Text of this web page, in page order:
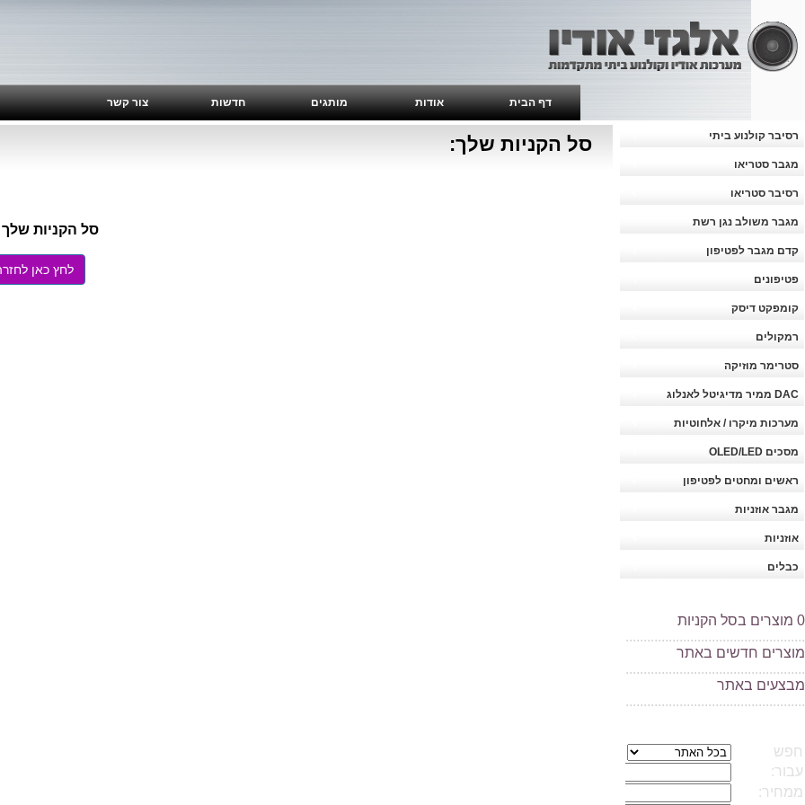
דף הבית אודות מותגים חדשות צור קשר
רסיבר קולנוע ביתי
מגבר סטריאו
רסיבר סטריאו
מגבר משולב נגן רשת
קדם מגבר לפטיפון
פטיפונים
קומפקט דיסק
רמקולים
סטרימר מוזיקה
DAC ממיר מדיגיטל לאנלוג
מערכות מיקרו / אלחוטיות
מסכים OLED/LED
ראשים ומחטים לפטיפון
מגבר אוזניות
אוזניות
כבלים
0 מוצרים בסל הקניות
..................................................
מוצרים חדשים באתר
..................................................
מבצעים באתר
..................................................
סל הקניות שלך:
סל הקניות שלך
לחץ כאן